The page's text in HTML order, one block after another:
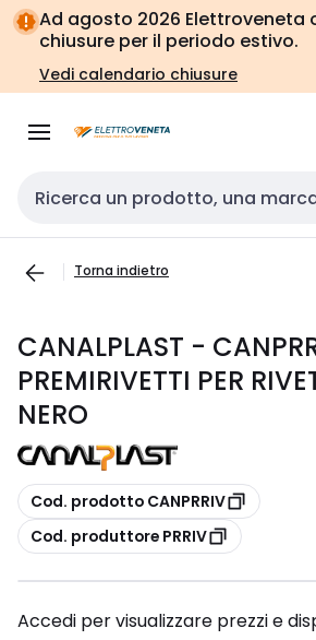
Vai alla
navigazione
Vai
alla
pagina
Ad agosto 2026 Elettroveneta
chiusure per il periodo estivo.
Vedi calendario chiusure
Cerca input
Torna indietro
CANALPLAST -
PREMIRIVETTI PER
NERO
copia
Cod. prodotto CANPRRIV
copia
Cod. produttore PRRIV
Accedi per visualizzare prezzi e